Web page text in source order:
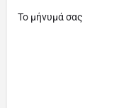
Το μήνυμά σας